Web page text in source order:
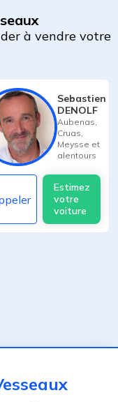
à vendre votre
Sebastien
DENOLF
Aubenas,
Cruas,
Meysse et
alentours
Estimez
votre
voiture